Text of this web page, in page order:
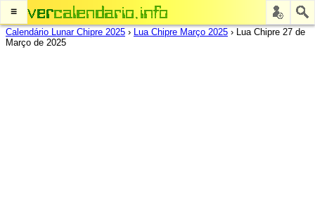
≡
Calendário Lunar Chipre 2025 › Lua Chipre Março 2025 › Lua Chipre 27 de
Março de 2025